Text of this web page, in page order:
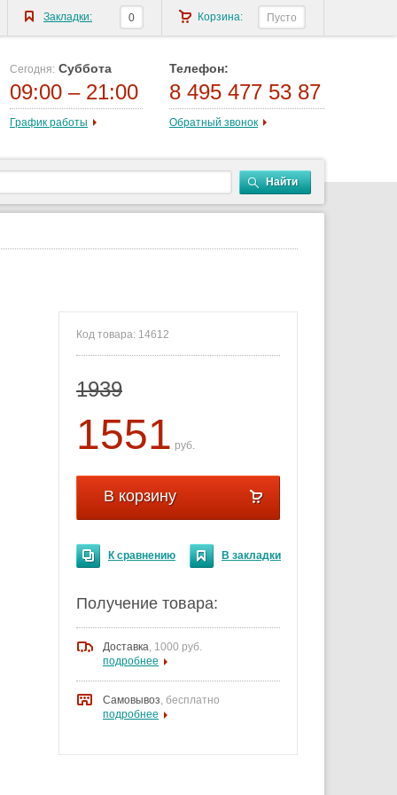
Сегодня: Суббота
09:00 – 21:00
График работы
Телефон:
8 495 477 53 87
Обратный звонок
Найти
Код товара: 14612
1939
1551 руб.
В корзину
К сравнению В закладки
Получение товара:
Доставка, 1000 руб.
подробнее
Самовывоз, бесплатно
подробнее
Корзина: Пусто
Закладки: 0